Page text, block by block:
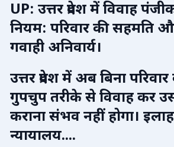
UP: उत्तर प्रदेश में विवाह
नियम: परिवार की सहमति
गवाही अनिवार्य।
उत्तर प्रदेश में अब बिना
गुपचुप तरीके से विवाह कर
कराना संभव नहीं होगा।
न्यायालय....